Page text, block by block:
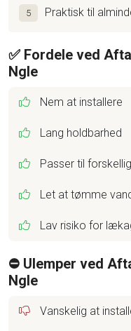
5 Praktisk til
✅ Fordele ved
Ngle
Nem at installere
Lang holdbarhed
Passer til
Let at tømme
Lav risiko for
⛔️ Ulemper ved
Ngle
Vanskelig at